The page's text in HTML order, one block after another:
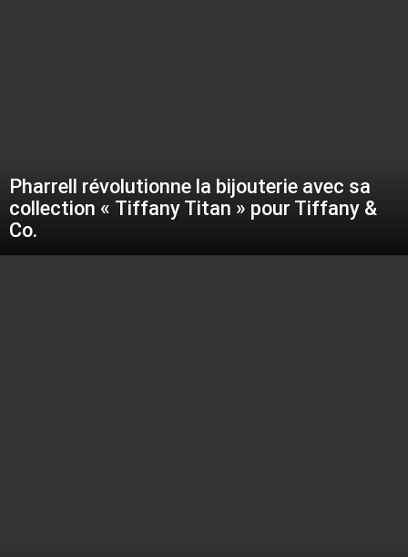
Pharrell révolutionne la bijouterie avec sa
collection « Tiffany Titan » pour Tiffany &
Co.